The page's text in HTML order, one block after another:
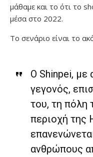
μάθαμε και το ότι το
μέσα στο 2022.
Το σενάριο είναι το
O Shinpei, με
γεγονός,
του, τη πόλη
περιοχή της
ανθρώπους